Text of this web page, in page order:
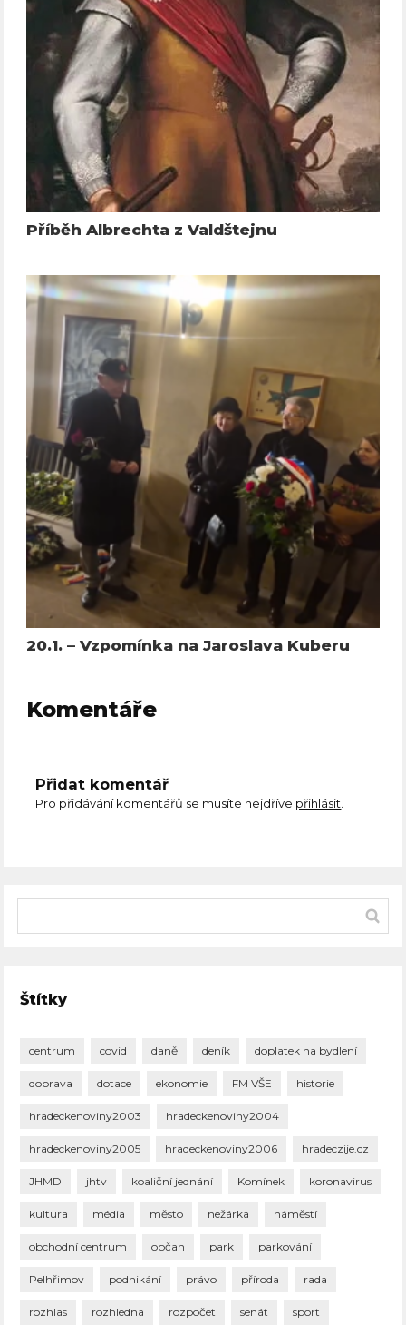
Příběh Albrechta z Valdštejnu
20.1. – Vzpomínka na Jaroslava Kuberu
Komentáře
Přidat komentář
Pro přidávání komentářů se musíte nejdříve přihlásit
Štítky
centrum covid daně deník doplatek na bydlení
doprava dotace ekonomie FM VŠE historie
hradeckenoviny2003 hradeckenoviny2004
hradeckenoviny2005 hradeckenoviny2006 hradeczije.cz
JHMD jhtv koaliční jednání Komínek koronavirus
kultura média město nežárka náměstí
obchodní centrum občan park parkování
Pelhřimov podnikání právo příroda rada
rozhlas rozhledna rozpočet senát sport